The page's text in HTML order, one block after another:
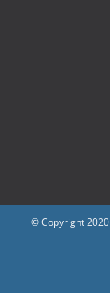
© Copyright 2020